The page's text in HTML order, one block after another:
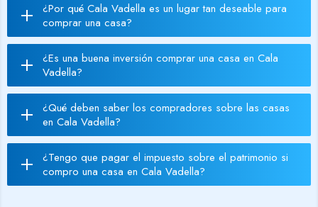
¿Por qué Cala Vadella es un lugar tan deseable para
comprar una casa?
¿Es una buena inversión comprar una casa en Cala
Vadella?
¿Qué deben saber los compradores sobre las casas
en Cala Vadella?
¿Tengo que pagar el impuesto sobre el patrimonio si
compro una casa en Cala Vadella?